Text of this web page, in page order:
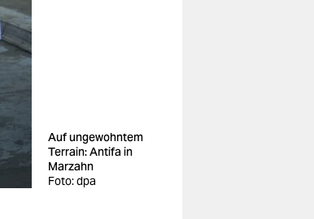
Auf ungewohntem
Terrain: Antifa in
Marzahn
Foto: dpa